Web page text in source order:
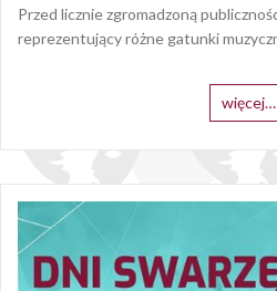
Przed licznie zgromadzoną
reprezentujący różne gatunki
więcej…